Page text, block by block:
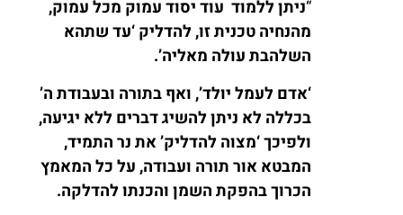
“ניתן ללמוד עוד יסוד עמוק מכל עמוק,
מהנחיה טכנית זו, להדליק ‘עד שתהא
השלהבת עולה מאליה’.
‘אדם לעמל יולד’, ואף בתורה ובעבודת ה’
בכללה לא ניתן להשיג דברים ללא יגיעה,
ולפיכך ‘מצוה להדליק’ את נר התמיד,
המבטא אור תורה ועבודה, על כל המאמץ
הכרוך בהפקת השמן והכנתו להדלקה.